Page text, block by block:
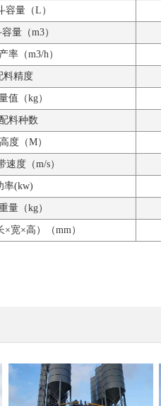
容量（L）
量（m3）
率（m3/h）
料精度
值（kg）
料种数
度（M）
速度（m/s）
率(kw)
量（kg）
宽×高）（mm）